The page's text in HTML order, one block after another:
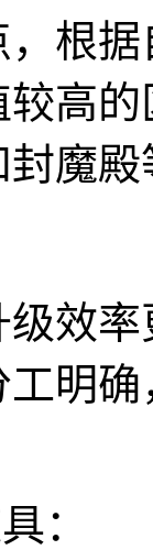
根
较高
魔
效
明
：